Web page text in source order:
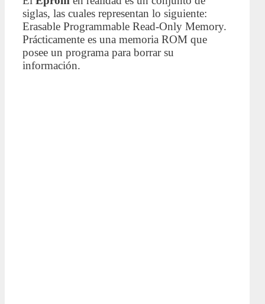
siglas, las cuales representan lo siguiente:
Erasable Programmable Read-Only Memory.
Prácticamente es una memoria ROM que
posee un programa para borrar su
información.